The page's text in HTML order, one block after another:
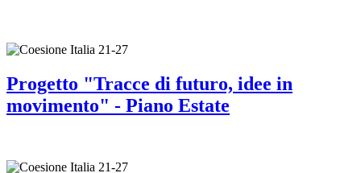
Progetto "Tracce di futuro, idee in
movimento" - Piano Estate